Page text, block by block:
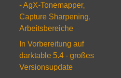
- AgX-Tonemapper,
Capture Sharpening,
Arbeitsbereiche
In Vorbereitung auf
darktable 5.4 - großes
Versionsupdate